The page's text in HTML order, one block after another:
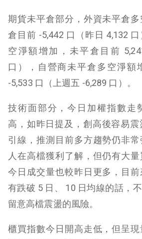
期貨未平倉部分，外資未平倉
倉目前 -5,442 口（昨日 4,132
空淨額增加，未平倉目前
口），自營商未平倉多空淨額
-5,533 口（上週五 -6,289 口）。
技術面部分，今日加權指數走
高，如昨日提及，創高後容易
引線，推測目前多方趨勢仍非
人在高檔獲利了解，但仍有大量
今日成交量也較昨日更多，目
有跌破 5 日、 10 日均線的話，
留意高檔震盪的風險。
櫃買指數今日開高走低，但呈